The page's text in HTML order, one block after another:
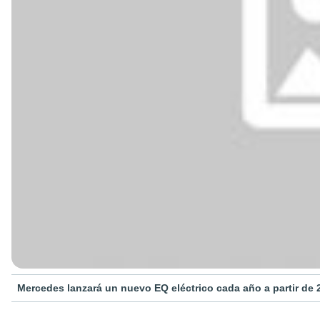
Mercedes lanzará un nuevo EQ eléctrico cada año a partir de